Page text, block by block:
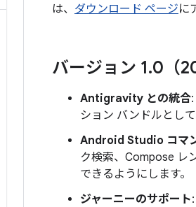
は、 ダウンロード ページに
バージョン 1.0（
Antigravity との統合
ション バンドルとして
Android Studio コマ
ク検索、Compose レ
できるようにします。
ジャーニーのサポート